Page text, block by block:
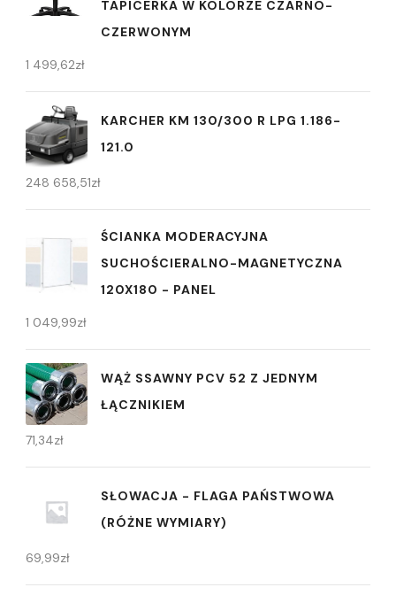
TAPICERKA W KOLORZE CZARNO-
CZERWONYM
1 499,62zł
KARCHER KM 130/300 R LPG 1.186-
121.0
248 658,51zł
ŚCIANKA MODERACYJNA
SUCHOŚCIERALNO-MAGNETYCZNA
120X180 - PANEL
1 049,99zł
WĄŻ SSAWNY PCV 52 Z JEDNYM
ŁĄCZNIKIEM
71,34zł
SŁOWACJA - FLAGA PAŃSTWOWA
(RÓŻNE WYMIARY)
69,99zł